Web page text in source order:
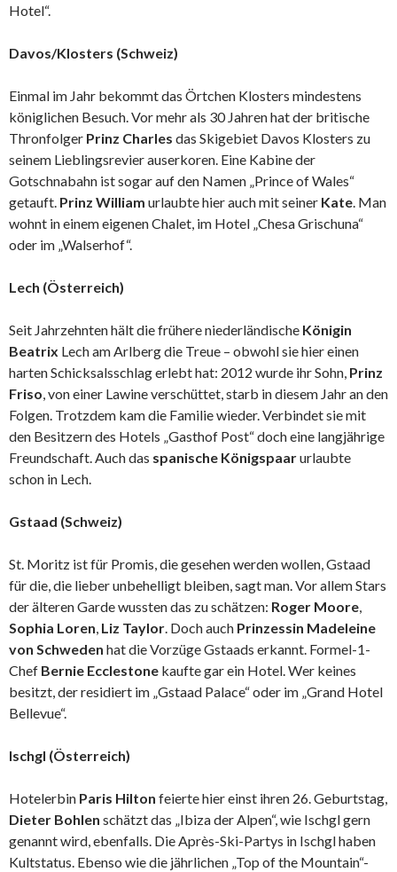
Hotel“.
Davos/Klosters (Schweiz)
Einmal im Jahr bekommt das Örtchen Klosters mindestens
königlichen Besuch. Vor mehr als 30 Jahren hat der britische
Thronfolger Prinz Charles das Skigebiet Davos Klosters zu
seinem Lieblingsrevier auserkoren. Eine Kabine der
Gotschnabahn ist sogar auf den Namen „Prince of Wales“
getauft. Prinz William urlaubte hier auch mit seiner Kate. Man
wohnt in einem eigenen Chalet, im Hotel „Chesa Grischuna“
oder im „Walserhof“.
Lech (Österreich)
Seit Jahrzehnten hält die frühere niederländische Königin
Beatrix Lech am Arlberg die Treue – obwohl sie hier einen
harten Schicksalsschlag erlebt hat: 2012 wurde ihr Sohn, Prinz
Friso, von einer Lawine verschüttet, starb in diesem Jahr an den
Folgen. Trotzdem kam die Familie wieder. Verbindet sie mit
den Besitzern des Hotels „Gasthof Post“ doch eine langjährige
Freundschaft. Auch das spanische Königspaarurlaubte
schon in Lech.
Gstaad (Schweiz)
St. Moritz ist für Promis, die gesehen werden wollen, Gstaad
für die, die lieber unbehelligt bleiben, sagt man. Vor allem Stars
der älteren Garde wussten das zu schätzen: Roger Moore,
Sophia Loren, Liz Taylor. Doch auch Prinzessin Madeleine
von Schweden hat die Vorzüge Gstaads erkannt. Formel-1-
Chef Bernie Ecclestone kaufte gar ein Hotel. Wer keines
besitzt, der residiert im „Gstaad Palace“ oder im „Grand Hotel
Bellevue“.
Ischgl (Österreich)
Hotelerbin Paris Hilton feierte hier einst ihren 26. Geburtstag,
Dieter Bohlen schätzt das „Ibiza der Alpen“, wie Ischgl gern
genannt wird, ebenfalls. Die Après-Ski-Partys in Ischgl haben
Kultstatus. Ebenso wie die jährlichen „Top of the Mountain“-